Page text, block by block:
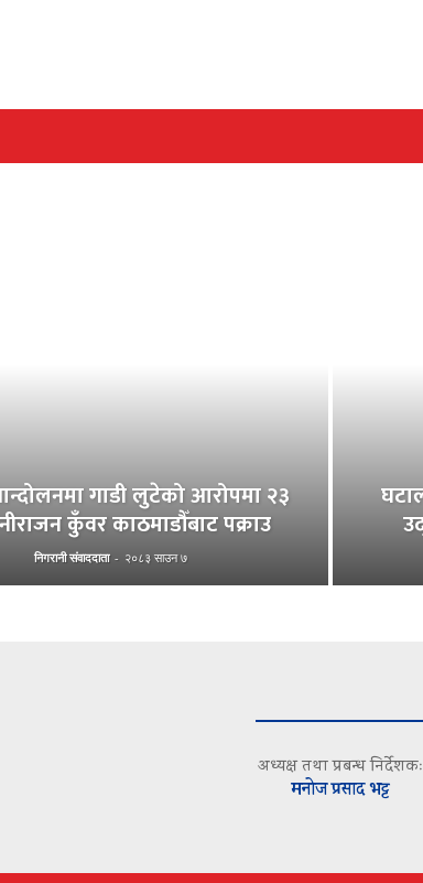
गाडी लुटेको आरोपमा २३
कुँवर काठमाडौँबाट पक्राउ
निगरानी संवाददाता - २०८३ साउन ७
अध्यक्ष तथा प्रबन्ध निर्देशकः
मनोज प्रसाद भट्ट